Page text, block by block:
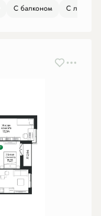
С балконом С